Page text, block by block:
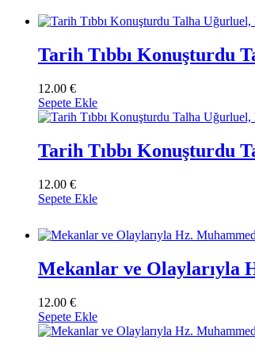
Tarih Tıbbı Konuşturdu
12.00 €
Sepete Ekle
Tarih Tıbbı Konuşturdu
12.00 €
Sepete Ekle
Mekanlar ve Olaylarıyla
12.00 €
Sepete Ekle